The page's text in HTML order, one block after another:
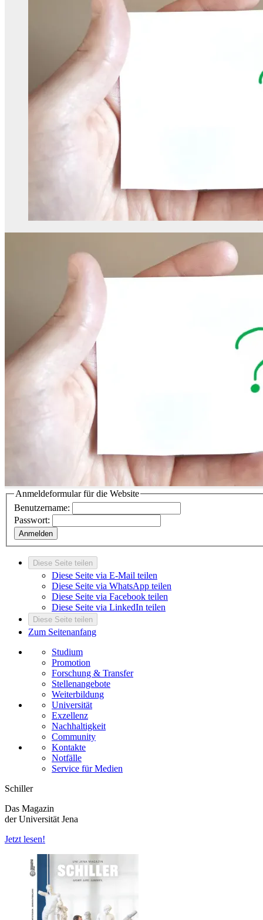
Anmeldeformular für die Website
Benutzername:
Passwort:
Anmelden
Diese Seite teilen
Diese Seite via E-Mail teilen
Diese Seite via WhatsApp teilen
Diese Seite via Facebook teilen
Diese Seite via LinkedIn teilen
Diese Seite teilen
Zum Seitenanfang
Studium
Promotion
Forschung & Transfer
Stellenangebote
Weiterbildung
Universität
Exzellenz
Nachhaltigkeit
Community
Kontakte
Notfälle
Service für Medien
Schiller
Das Magazin
der Universität Jena
Jetzt lesen!